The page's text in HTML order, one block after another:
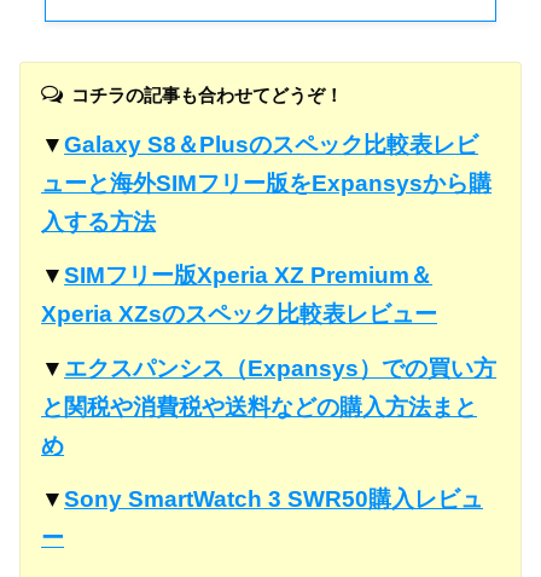
コチラの記事も合わせてどうぞ！
▼Galaxy S8＆Plusのスペック比較表レビ
ューと海外SIMフリー版をExpansysから購
入する方法
▼SIMフリー版Xperia XZ Premium＆
Xperia XZsのスペック比較表レビュー
▼ エクスパンシス（Expansys）での買い方
と関税や消費税や送料などの購入方法まと
め
▼Sony SmartWatch 3 SWR50購入レビュ
ー